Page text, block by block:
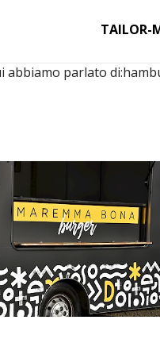
TAILOR-
abbiamo parlato di: